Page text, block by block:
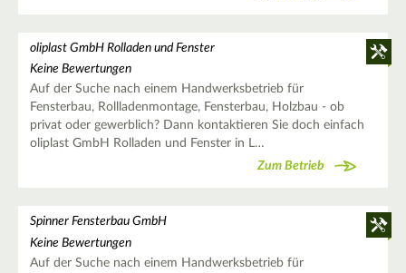
oliplast GmbH Rolladen und Fenster
Keine Bewertungen
Auf der Suche nach einem Handwerksbetrieb für
Fensterbau, Rollladenmontage, Fensterbau, Holzbau - ob
privat oder gewerblich? Dann kontaktieren Sie doch einfach
oliplast GmbH Rolladen und Fenster in L…
Zum Betrieb
Spinner Fensterbau GmbH
Keine Bewertungen
Auf der Suche nach einem Handwerksbetrieb für